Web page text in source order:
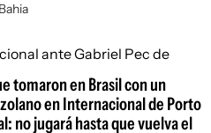
tomaron en Brasil con un
en Internacional de Porto
no jugará hasta que vuelva el